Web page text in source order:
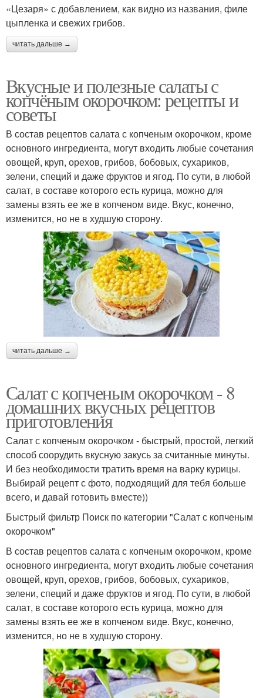
«Цезаря» с добавлением, как видно из названия, филе
цыпленка и свежих грибов.
читать дальше →
Вкусные и полезные салаты с
копчёным окорочком: рецепты и
советы
В состав рецептов салата с копченым окорочком, кроме
основного ингредиента, могут входить любые сочетания
овощей, круп, орехов, грибов, бобовых, сухариков,
зелени, специй и даже фруктов и ягод. По сути, в любой
салат, в составе которого есть курица, можно для
замены взять ее же в копченом виде. Вкус, конечно,
изменится, но не в худшую сторону.
читать дальше →
Салат с копченым окорочком - 8
домашних вкусных рецептов
приготовления
Салат с копченым окорочком - быстрый, простой, легкий
способ соорудить вкусную закусь за считанные минуты.
И без необходимости тратить время на варку курицы.
Выбирай рецепт с фото, подходящий для тебя больше
всего, и давай готовить вместе))
Быстрый фильтр Поиск по категории "Салат с копченым
окорочком"
В состав рецептов салата с копченым окорочком, кроме
основного ингредиента, могут входить любые сочетания
овощей, круп, орехов, грибов, бобовых, сухариков,
зелени, специй и даже фруктов и ягод. По сути, в любой
салат, в составе которого есть курица, можно для
замены взять ее же в копченом виде. Вкус, конечно,
изменится, но не в худшую сторону.